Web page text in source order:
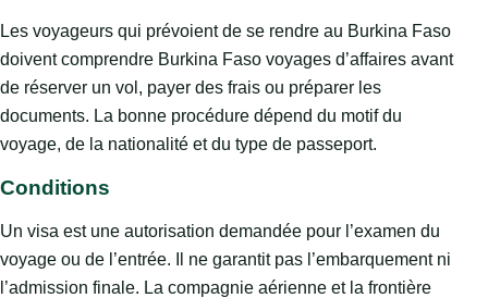
Les voyageurs qui prévoient de se rendre au Burkina Faso
doivent comprendre Burkina Faso voyages d’affaires avant
de réserver un vol, payer des frais ou préparer les
documents. La bonne procédure dépend du motif du
voyage, de la nationalité et du type de passeport.
Conditions
Un visa est une autorisation demandée pour l’examen du
voyage ou de l’entrée. Il ne garantit pas l’embarquement ni
l’admission finale. La compagnie aérienne et la frontière